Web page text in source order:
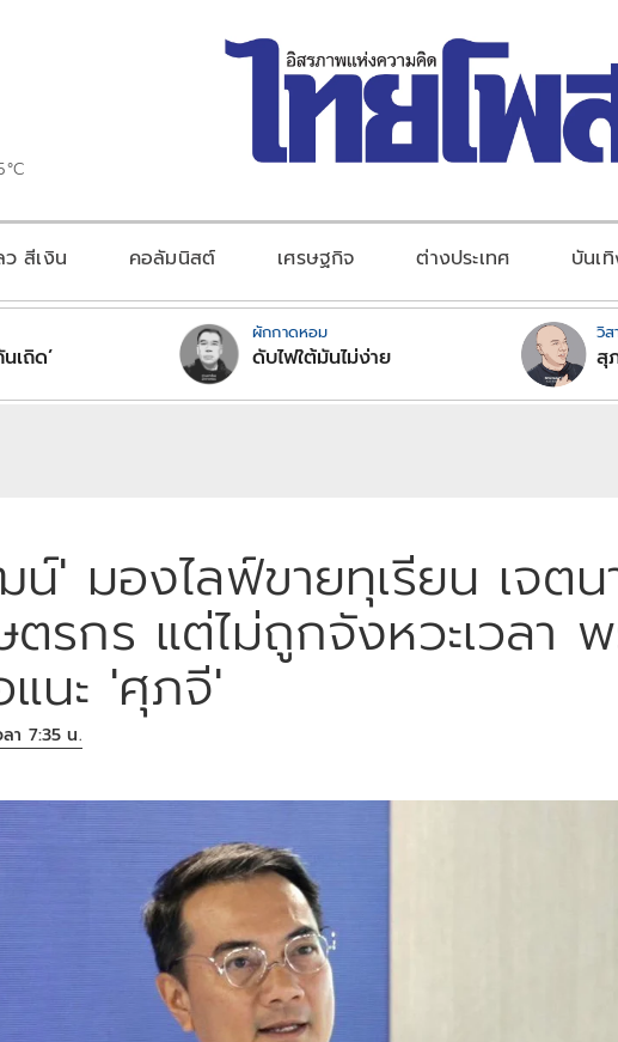
ว สีเงิน คอลัมนิสต์ เศรษฐกิจ ต่างประเทศ บันเ
เถิด’
ผักกาดหอม
ดับไฟใต้มันไม่ง่าย
วิ
สุ
' มองไลฟ์ขายทุเรียน เจตน
ตรกร แต่ไม่ถูกจังหวะเวลา
แนะ 'ศุภจี'
า 7:35 น.